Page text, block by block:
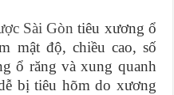
Sài Gòn tiêu xương ổ
mật độ, chiều cao, số
ổ răng và xung quanh
bị tiêu hõm do xương